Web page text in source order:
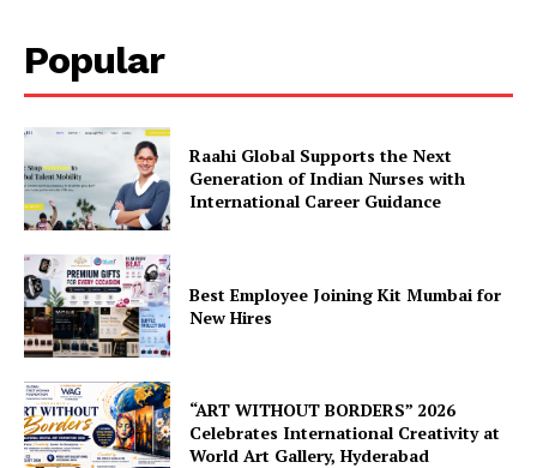
Popular
Raahi Global Supports the Next
Generation of Indian Nurses with
International Career Guidance
Best Employee Joining Kit Mumbai for
New Hires
“ART WITHOUT BORDERS” 2026
Celebrates International Creativity at
World Art Gallery, Hyderabad